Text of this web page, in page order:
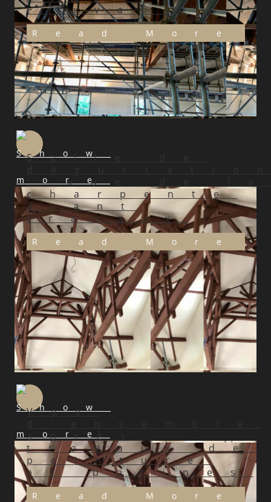
travaux
Read More
Salle de
: vue de la
charpente
avant
travaux
Read More
Vue
après
travaux de
peinture
et patines
Read More